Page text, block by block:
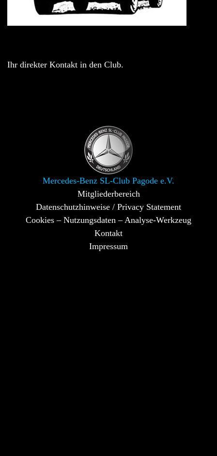
Ihr direkter Kontakt in den Club.
Mercedes-Benz SL-Club Pagode e.V.
Mitgliederbereich
Datenschutzhinweise / Privacy Statement
Cookies – Nutzungsdaten – Analyse-Werkzeug
Kontakt
Impressum